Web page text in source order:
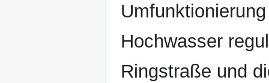
Hochwasser
Ringstraße und